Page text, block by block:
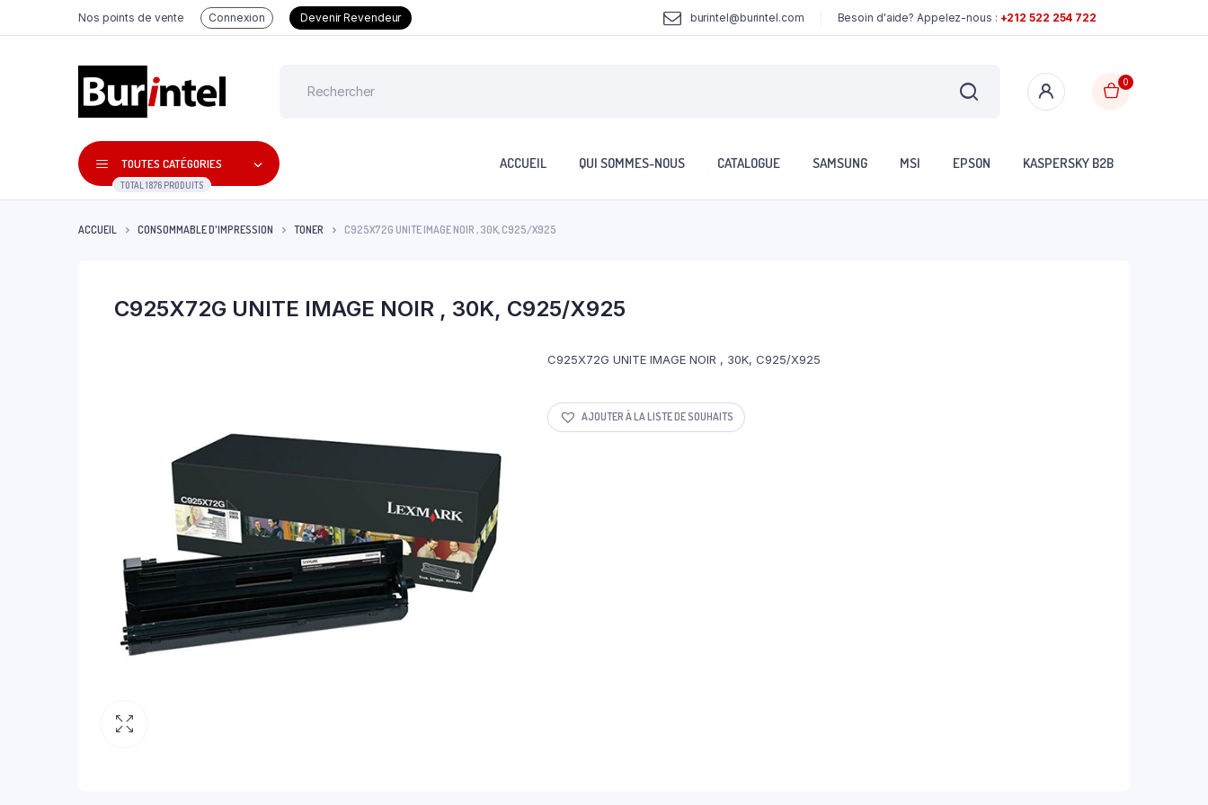
Nos points de vente Connexion Devenir Revendeur burintel@burintel.com Besoin d'aide? Appelez-nous : +212 522 254 722
0
TOUTES CATÉGORIES
TOTAL 1876 PRODUITS
ACCUEIL QUI SOMMES-NOUS CATALOGUE SAMSUNG MSI EPSON KASPERSKY B2B
ACCUEIL CONSOMMABLE D'IMPRESSION TONER C925X72G UNITE IMAGE NOIR , 30K, C925/X925
C925X72G UNITE IMAGE NOIR , 30K, C925/X925
C925X72G UNITE IMAGE NOIR , 30K, C925/X925
AJOUTER À LA LISTE DE SOUHAITS